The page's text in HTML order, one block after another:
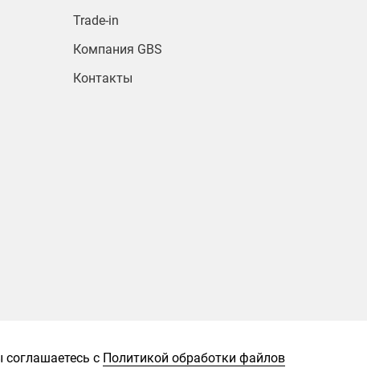
Trade-in
Компания GBS
Контакты
с Политикой обработки файлов